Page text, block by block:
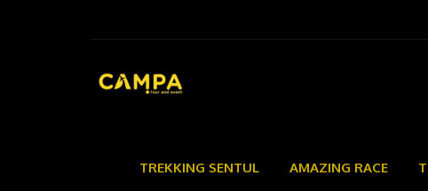
TREKKING SENTUL AMAZING RACE